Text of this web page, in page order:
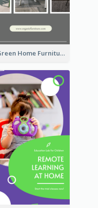
Green Home Furniture Photos Shop Opening Instagram Story